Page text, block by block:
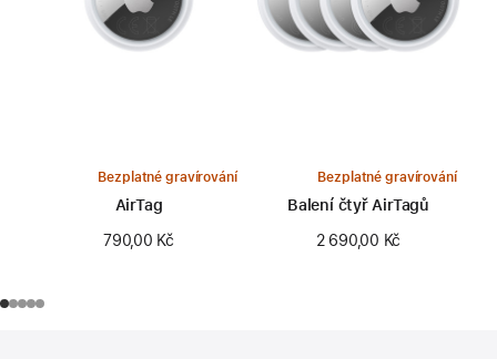
Bezplatné gravírování
AirTag
790,00 Kč
Bezplatné gravírování
Balení čtyř AirTagů
2 690,00 Kč